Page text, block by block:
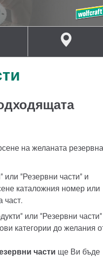
на желаната резервна
"Резервни части" и
каталожния номер или
част.
или "Резервни части"
категории до желания
части ще Ви бъде